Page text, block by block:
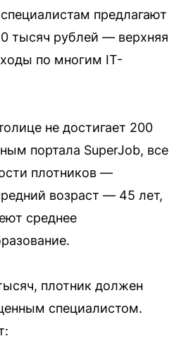
предлагают
тысяч рублей — верхняя
по многим IT-
не достигает 200
портала SuperJob, все
плотников —
возраст — 45 лет,
среднее
плотник должен
специалистом.